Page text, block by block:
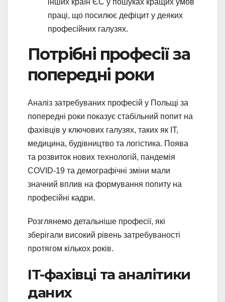
праці, що посилює дефіцит у деяких
професійних галузях.
Потрібні професії за
попередні роки
Аналіз затребуваних професій у Польщі за
попередні роки показує стабільний попит на
фахівців у ключових галузях, таких як IT,
медицина, будівництво та логістика. Поява
та розвиток нових технологій, пандемія
COVID-19 та демографічні зміни мали
значний вплив на формування попиту на
професійні кадри.
Розглянемо детальніше професії, які
зберігали високий рівень затребуваності
протягом кількох років.
IT-фахівці та аналітики
даних